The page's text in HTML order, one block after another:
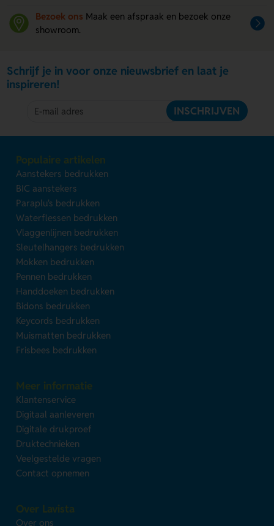
Bezoek ons Maak een afspraak en bezoek onze
showroom.
Schrijf je in voor onze nieuwsbrief en laat je
inspireren!
INSCHRIJVEN
Populaire artikelen
Aanstekers bedrukken
BIC aanstekers
Paraplu's bedrukken
Waterflessen bedrukken
Vlaggenlijnen bedrukken
Sleutelhangers bedrukken
Mokken bedrukken
Pennen bedrukken
Handdoeken bedrukken
Bidons bedrukken
Keycords bedrukken
Muismatten bedrukken
Frisbees bedrukken
Meer informatie
Klantenservice
Digitaal aanleveren
Digitale drukproef
Druktechnieken
Veelgestelde vragen
Contact opnemen
Over Lavista
Over ons